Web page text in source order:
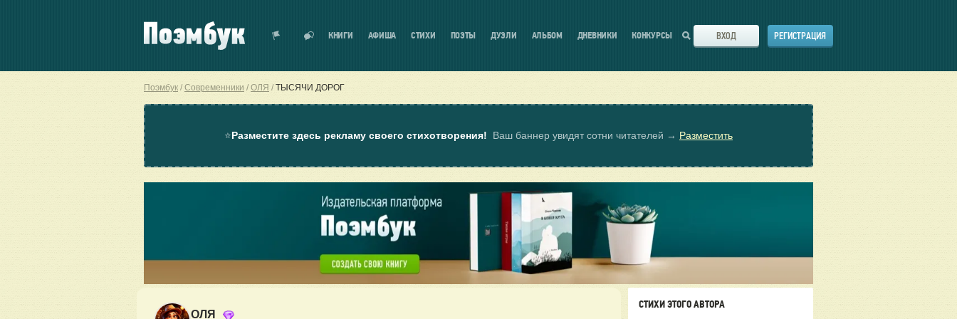
КНИГИ АФИША СТИХИ ПОЭТЫ ДУЭЛИ АЛЬБОМ ДНЕВНИКИ КОНКУРСЫ ВХОД РЕГИСТРАЦИЯ
Поэмбук Современники ОЛЯ ТЫСЯЧИ ДОРОГ
⭐Разместите здесь рекламу своего стихотворения! Ваш баннер увидят сотни читателей → Разместить
ОЛЯ
СТИХИ ЭТОГО АВТОРА